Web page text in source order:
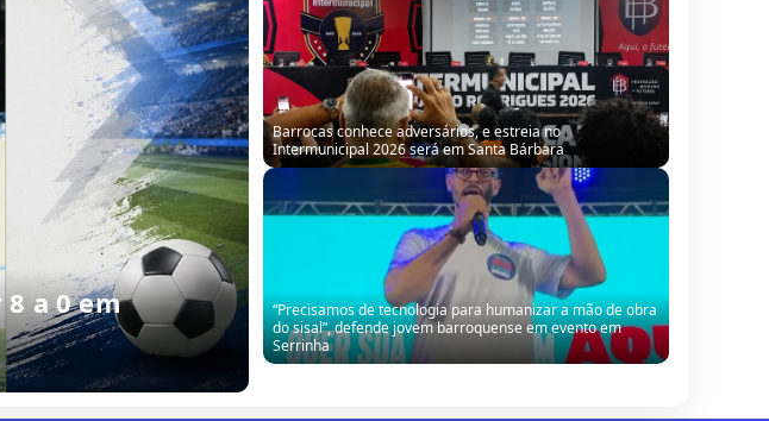
a 0 em
Barrocas conhece adversários, e estreia no
Intermunicipal 2026 será em Santa Bárbara
“Precisamos de tecnologia para humanizar a mão de obra
do sisal”, defende jovem barroquense em evento em
Serrinha